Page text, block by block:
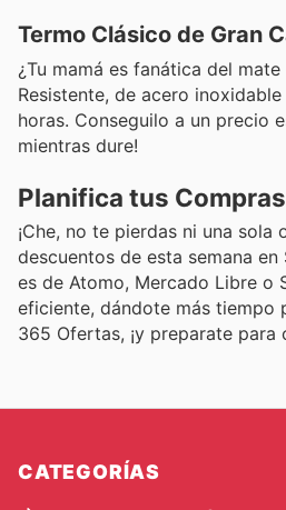
Termo Clásico de Gran
¿Tu mamá es fanática del
Resistente, de acero
horas. Conseguilo a un precio
mientras dure!
Planifica tus
¡Che, no te pierdas ni una
descuentos de esta semana
es de Atomo, Mercado Libre o
eficiente, dándote más tiempo
365 Ofertas, ¡y preparate
CATEGORÍAS